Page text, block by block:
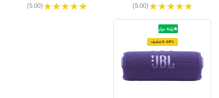
(5.00)
(5.00)
رتبه برتر
6.48% تخفیف